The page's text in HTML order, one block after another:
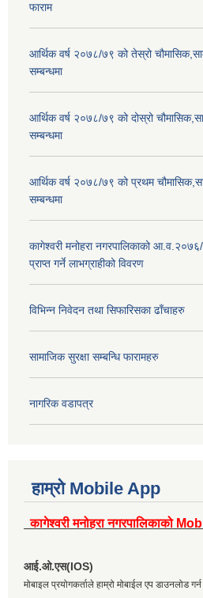
फाराम
आर्थिक वर्ष २०७८/७९ को तेस्रो
सम्बन्धमा
आर्थिक वर्ष २०७८/७९ को दोस्रो
सम्बन्धमा
आर्थिक वर्ष २०७८/७९ को प्रथम
सम्बन्धमा
कागेश्वरी मनोहरा नगरपालिकाको आ.व.२०७६/
प्राप्त गर्ने लाभग्राहीको विवरण
विभिन्न निवेदन तथा सिफारिसका ढाँचाहरु
सामाजिक सुरक्षा सम्बन्धि फारामहरु
नागरिक वडापत्र
हाम्रो Mobile App
कागेश्वरी मनोहरा नगरपालिकाको
आई.ओ.एस(IOS)
मोबाइल प्रयोगकर्ताले हाम्रो मोबाईल एप डाउनलोड गर्न